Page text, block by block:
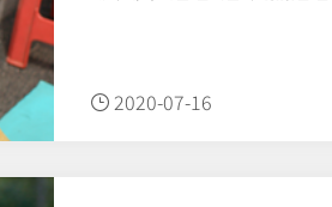
2020-07-16